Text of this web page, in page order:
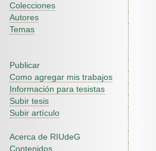
Colecciones
Autores
Temas
Publicar
Como agregar mis trabajos
Información para tesistas
Subir tesis
Subir artículo
Acerca de RIUdeG
Contenidos